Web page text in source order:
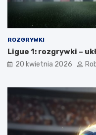
ROZGRYWKI
Ligue 1: rozgrywki –
20 kwietnia 2026